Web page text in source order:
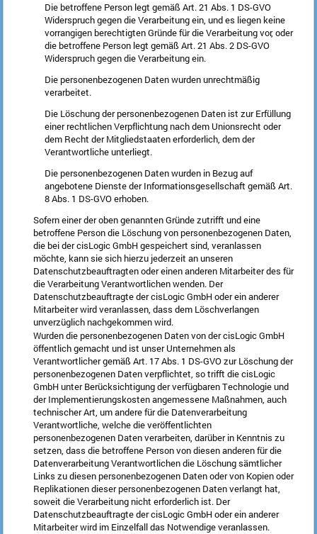
Die betroffene Person legt gemäß Art. 21 Abs. 1 DS-GVO
Widerspruch gegen die Verarbeitung ein, und es liegen keine
vorrangigen berechtigten Gründe für die Verarbeitung vor, oder
die betroffene Person legt gemäß Art. 21 Abs. 2 DS-GVO
Widerspruch gegen die Verarbeitung ein.
Die personenbezogenen Daten wurden unrechtmäßig
verarbeitet.
Die Löschung der personenbezogenen Daten ist zur Erfüllung
einer rechtlichen Verpflichtung nach dem Unionsrecht oder
dem Recht der Mitgliedstaaten erforderlich, dem der
Verantwortliche unterliegt.
Die personenbezogenen Daten wurden in Bezug auf
angebotene Dienste der Informationsgesellschaft gemäß Art.
8 Abs. 1 DS-GVO erhoben.
Sofern einer der oben genannten Gründe zutrifft und eine
betroffene Person die Löschung von personenbezogenen Daten,
die bei der cisLogic GmbH gespeichert sind, veranlassen
möchte, kann sie sich hierzu jederzeit an unseren
Datenschutzbeauftragten oder einen anderen Mitarbeiter des für
die Verarbeitung Verantwortlichen wenden. Der
Datenschutzbeauftragte der cisLogic GmbH oder ein anderer
Mitarbeiter wird veranlassen, dass dem Löschverlangen
unverzüglich nachgekommen wird.
Wurden die personenbezogenen Daten von der cisLogic GmbH
öffentlich gemacht und ist unser Unternehmen als
Verantwortlicher gemäß Art. 17 Abs. 1 DS-GVO zur Löschung der
personenbezogenen Daten verpflichtet, so trifft die cisLogic
GmbH unter Berücksichtigung der verfügbaren Technologie und
der Implementierungskosten angemessene Maßnahmen, auch
technischer Art, um andere für die Datenverarbeitung
Verantwortliche, welche die veröffentlichten
personenbezogenen Daten verarbeiten, darüber in Kenntnis zu
setzen, dass die betroffene Person von diesen anderen für die
Datenverarbeitung Verantwortlichen die Löschung sämtlicher
Links zu diesen personenbezogenen Daten oder von Kopien oder
Replikationen dieser personenbezogenen Daten verlangt hat,
soweit die Verarbeitung nicht erforderlich ist. Der
Datenschutzbeauftragte der cisLogic GmbH oder ein anderer
Mitarbeiter wird im Einzelfall das Notwendige veranlassen.